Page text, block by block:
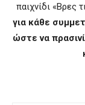
παιχνίδι «Βρες
για κάθε
ώστε να